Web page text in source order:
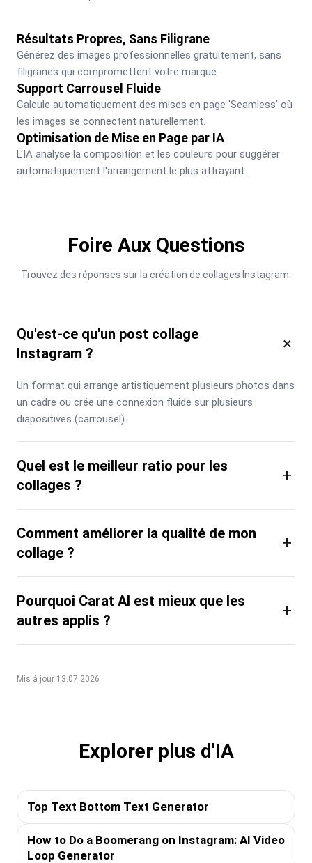
Résultats Propres, Sans Filigrane
Générez des images professionnelles gratuitement, sans
filigranes qui compromettent votre marque.
Support Carrousel Fluide
Calcule automatiquement des mises en page 'Seamless' où
les images se connectent naturellement.
Optimisation de Mise en Page par IA
L'IA analyse la composition et les couleurs pour suggérer
automatiquement l'arrangement le plus attrayant.
Foire Aux Questions
Trouvez des réponses sur la création de collages Instagram.
Qu'est-ce qu'un post collage
Instagram ?
×
Un format qui arrange artistiquement plusieurs photos dans
un cadre ou crée une connexion fluide sur plusieurs
diapositives (carrousel).
Quel est le meilleur ratio pour les
collages ?
+
Comment améliorer la qualité de mon
collage ?
+
Pourquoi Carat AI est mieux que les
autres applis ?
+
Mis à jour 13.07.2026
Explorer plus d'IA
Top Text Bottom Text Generator
How to Do a Boomerang on Instagram: AI Video
Loop Generator